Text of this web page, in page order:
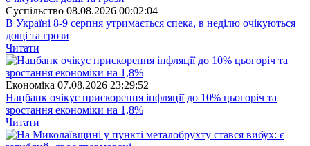
Суспiльство 08.08.2026 00:02:04
В Україні 8-9 серпня утримається спека, в неділю очікуються
дощі та грози
Читати
Економіка 07.08.2026 23:29:52
Нацбанк очікує прискорення інфляції до 10% цьогоріч та
зростання економіки на 1,8%
Читати